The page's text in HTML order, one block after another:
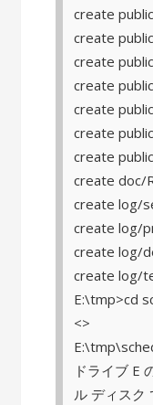
create
create
create
create
create
create
create
create doc/
create log/
create log/
create log/
create log/
E:\tmp>cd
<>
ドライブ E
ル ディスク